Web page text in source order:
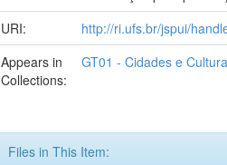
URI:
http://ri.ufs.br/jspui/
Appears in
Collections:
GT01 - Cidades e
Files in This Item: